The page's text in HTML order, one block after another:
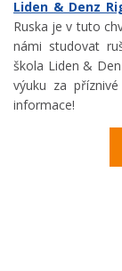
Liden & Denz
Ruska je v tuto
námi studovat
škola Liden &
výuku za
informace!